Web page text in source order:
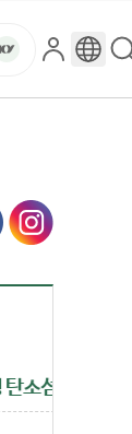
로
구
출원